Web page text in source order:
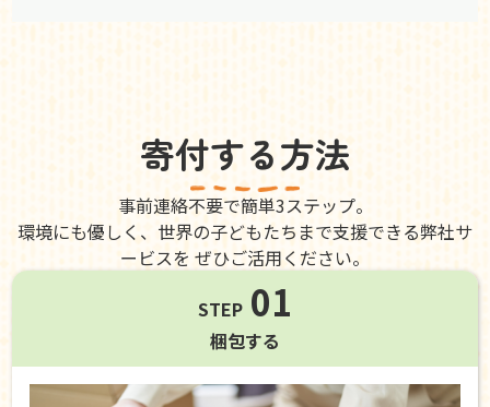
寄付する方法
事前連絡不要で簡単3ステップ。
環境にも優しく、世界の子どもたちまで支援できる弊社サ
ービスを ぜひご活用ください。
STEP 01
梱包する